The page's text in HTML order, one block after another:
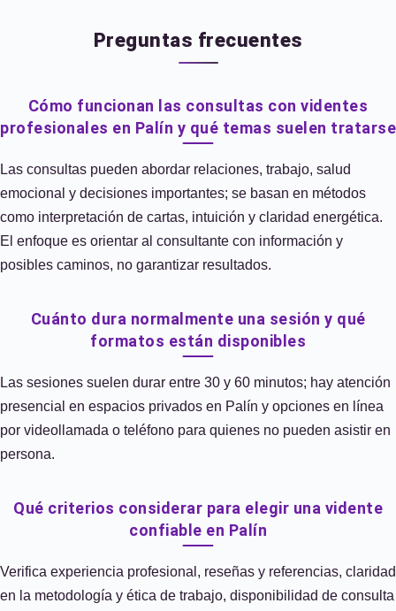
Preguntas frecuentes
Cómo funcionan las consultas con videntes
profesionales en Palín y qué temas suelen tratarse
Las consultas pueden abordar relaciones, trabajo, salud
emocional y decisiones importantes; se basan en métodos
como interpretación de cartas, intuición y claridad energética.
El enfoque es orientar al consultante con información y
posibles caminos, no garantizar resultados.
Cuánto dura normalmente una sesión y qué
formatos están disponibles
Las sesiones suelen durar entre 30 y 60 minutos; hay atención
presencial en espacios privados en Palín y opciones en línea
por videollamada o teléfono para quienes no pueden asistir en
persona.
Qué criterios considerar para elegir una vidente
confiable en Palín
Verifica experiencia profesional, reseñas y referencias, claridad
en la metodología y ética de trabajo, disponibilidad de consulta